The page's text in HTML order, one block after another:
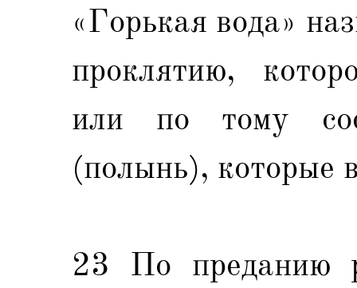
«Горькая вода»
проклятию,
или по тому
(полынь), которые
23 По преданию